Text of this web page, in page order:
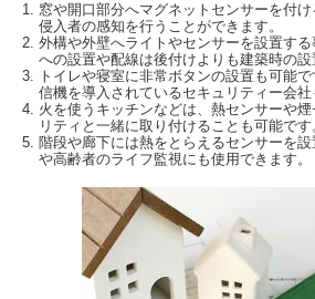
窓や開口部分へマグネットセンサーを付
侵入者の感知を行うことができます。
外構や外壁へライトやセンサーを設置す
への設置や配線は後付けよりも建築時の設
トイレや寝室に非常ボタンの設置も可能
信機を導入されているセキュリティー会社
火を使うキッチンなどは、熱センサーや
リティと一緒に取り付けることも可能です
階段や廊下には熱をとらえるセンサーを
や高齢者のライフ監視にも使用できます。